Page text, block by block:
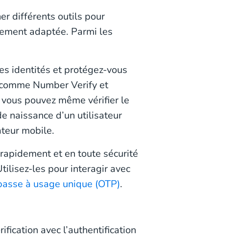
différents outils pour
adaptée. Parmi les
identités et protégez-vous
Number Verify et
pouvez même vérifier le
naissance d’un utilisateur
mobile.
et en toute sécurité
les pour interagir avec
à usage unique (OTP).
avec l’authentification